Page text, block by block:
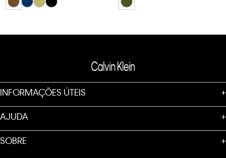
INFORMAÇÕES ÚTEIS +
AJUDA +
SOBRE +